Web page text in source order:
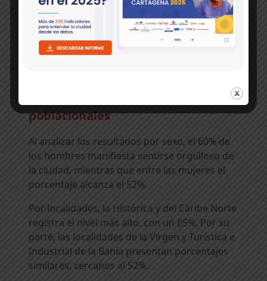
La evolución del indicador evidencia cambios
en la percepción ciudadana a lo largo de los
años, reflejando transformaciones en las
experiencias, expectativas y valoraciones
poblacionales
Al analizar los resultados por sexo, el 60% de
los hombres manifiesta sentirse orgulloso de
la ciudad, mientras que entre las mujeres el
porcentaje alcanza el 52%.
Por localidades, la Histórica y del Caribe Norte
registra el nivel más alto, con un 65%. Por su
parte, las localidades de la Virgen y Turística e
Industrial de la Bahía presentan porcentajes
similares, cercanos al 52%.